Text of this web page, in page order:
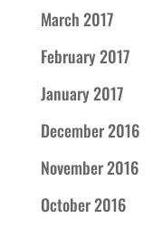
March 2017
February 2017
January 2017
December 2016
November 2016
October 2016